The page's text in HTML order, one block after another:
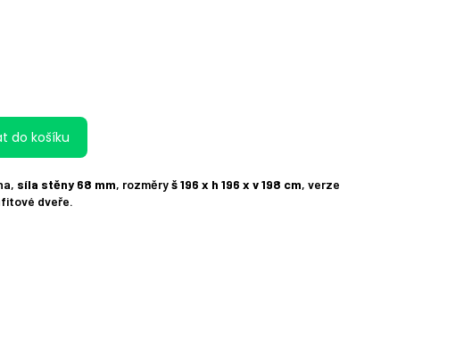
do košíku
síla stěny 68 mm, rozměryš 196 x h 196 x v 198 cm, verze
dveře.